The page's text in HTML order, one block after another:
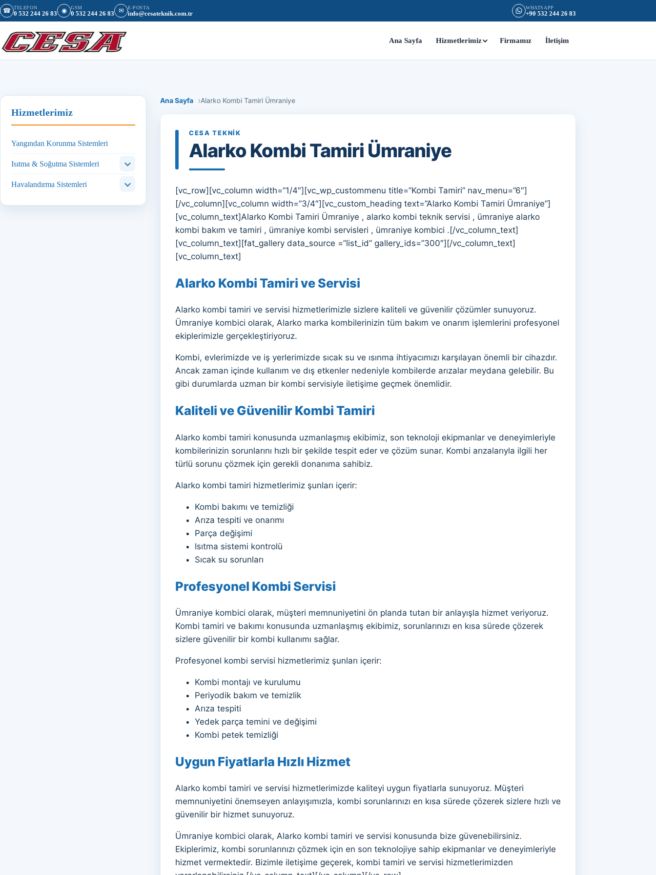
İçeriğe geç
☎ TELEFON
0 532 244 26 83 ◉ GSM
0 532 244 26 83 ✉ E-POSTA
info@cesateknik.com.tr
WHATSAPP
+90 532 244 26 83
Ana Sayfa Hizmetlerimiz Firmamız İletişim
Hizmetlerimiz
Yangından Korunma Sistemleri
Isıtma & Soğutma Sistemleri
Havalandırma Sistemleri
Ana Sayfa Alarko Kombi Tamiri Ümraniye
CESA TEKNIK
Alarko Kombi Tamiri Ümraniye
[vc_row][vc_column width=”1/4″][vc_wp_custommenu title=”Kombi Tamiri” nav_menu=”6″]
[/vc_column][vc_column width=”3/4″][vc_custom_heading text=”Alarko Kombi Tamiri Ümraniye”]
[vc_column_text]Alarko Kombi Tamiri Ümraniye , alarko kombi teknik servisi , ümraniye alarko
kombi bakım ve tamiri , ümraniye kombi servisleri , ümraniye kombici .[/vc_column_text]
[vc_column_text][fat_gallery data_source =”list_id” gallery_ids=”300″][/vc_column_text]
[vc_column_text]
Alarko Kombi Tamiri ve Servisi
Alarko kombi tamiri ve servisi hizmetlerimizle sizlere kaliteli ve güvenilir çözümler sunuyoruz.
Ümraniye kombici olarak, Alarko marka kombilerinizin tüm bakım ve onarım işlemlerini profesyonel
ekiplerimizle gerçekleştiriyoruz.
Kombi, evlerimizde ve iş yerlerimizde sıcak su ve ısınma ihtiyacımızı karşılayan önemli bir cihazdır.
Ancak zaman içinde kullanım ve dış etkenler nedeniyle kombilerde arızalar meydana gelebilir. Bu
gibi durumlarda uzman bir kombi servisiyle iletişime geçmek önemlidir.
Kaliteli ve Güvenilir Kombi Tamiri
Alarko kombi tamiri konusunda uzmanlaşmış ekibimiz, son teknoloji ekipmanlar ve deneyimleriyle
kombilerinizin sorunlarını hızlı bir şekilde tespit eder ve çözüm sunar. Kombi arızalarıyla ilgili her
türlü sorunu çözmek için gerekli donanıma sahibiz.
Alarko kombi tamiri hizmetlerimiz şunları içerir:
Kombi bakımı ve temizliği
Arıza tespiti ve onarımı
Parça değişimi
Isıtma sistemi kontrolü
Sıcak su sorunları
Profesyonel Kombi Servisi
Ümraniye kombici olarak, müşteri memnuniyetini ön planda tutan bir anlayışla hizmet veriyoruz.
Kombi tamiri ve bakımı konusunda uzmanlaşmış ekibimiz, sorunlarınızı en kısa sürede çözerek
sizlere güvenilir bir kombi kullanımı sağlar.
Profesyonel kombi servisi hizmetlerimiz şunları içerir:
Kombi montajı ve kurulumu
Periyodik bakım ve temizlik
Arıza tespiti
Yedek parça temini ve değişimi
Kombi petek temizliği
Uygun Fiyatlarla Hızlı Hizmet
Alarko kombi tamiri ve servisi hizmetlerimizde kaliteyi uygun fiyatlarla sunuyoruz. Müşteri
memnuniyetini önemseyen anlayışımızla, kombi sorunlarınızı en kısa sürede çözerek sizlere hızlı ve
güvenilir bir hizmet sunuyoruz.
Ümraniye kombici olarak, Alarko kombi tamiri ve servisi konusunda bize güvenebilirsiniz.
Ekiplerimiz, kombi sorunlarınızı çözmek için en son teknolojiye sahip ekipmanlar ve deneyimleriyle
hizmet vermektedir. Bizimle iletişime geçerek, kombi tamiri ve servisi hizmetlerimizden